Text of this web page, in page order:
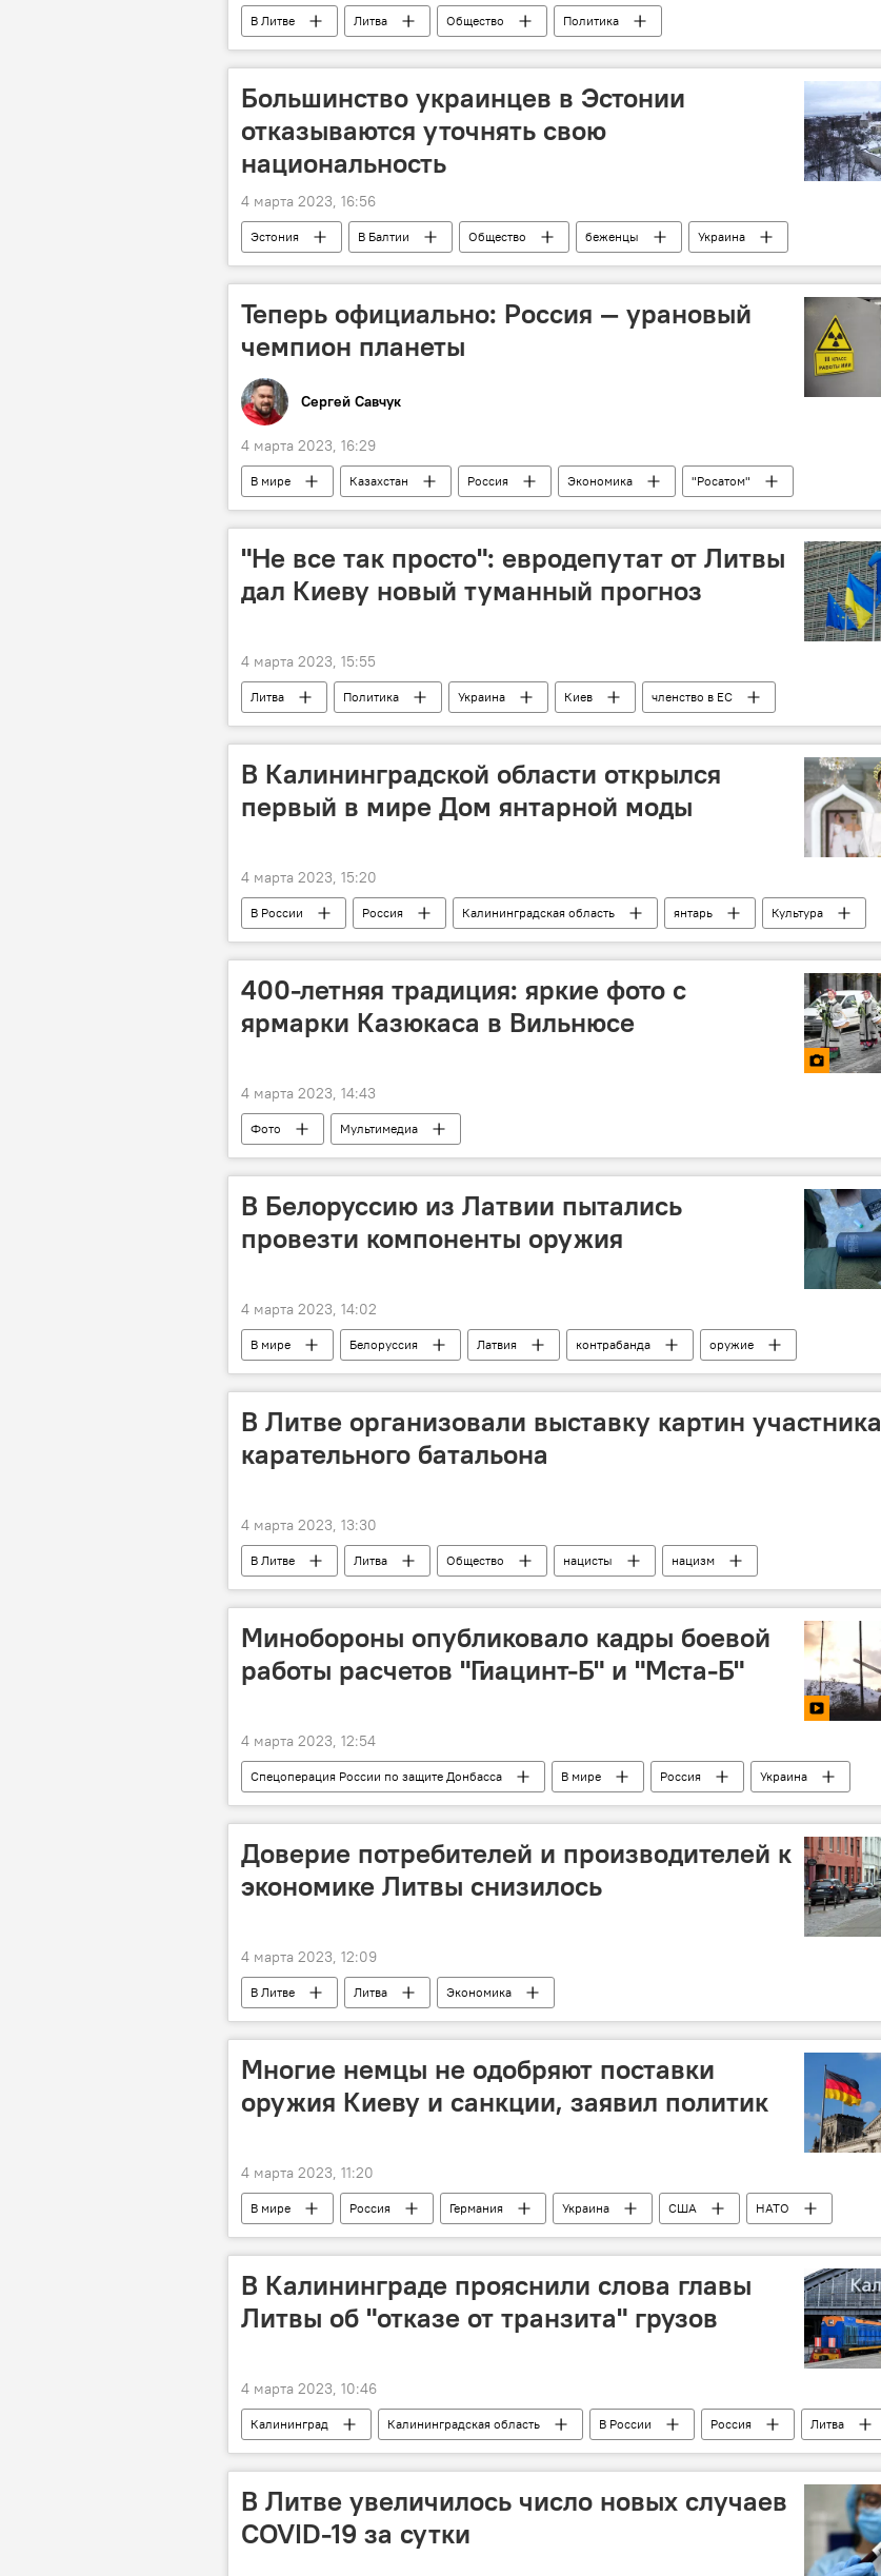
В Литве Литва Общество
Политика
Муниципальные выборы в Литве – 2023
выборы Россия Белоруссия
Большинство украинцев в Эстонии
отказываются уточнять свою
национальность
4 марта 2023, 16:56
Эстония В Балтии Общество беженцы Украина
Теперь официально: Россия — урановый
чемпион планеты
Сергей Савчук
4 марта 2023, 16:29
В мире Казахстан Россия Экономика "Росатом"
"Не все так просто": евродепутат от Литвы
дал Киеву новый туманный прогноз
4 марта 2023, 15:55
Литва Политика Украина Киев членство в ЕС
В Калининградской области открылся
первый в мире Дом янтарной моды
4 марта 2023, 15:20
В России Россия Калининградская область янтарь Культура
400-летняя традиция: яркие фото с
ярмарки Казюкаса в Вильнюсе
4 марта 2023, 14:43
Фото Мультимедиа
В Белоруссию из Латвии пытались
провезти компоненты оружия
4 марта 2023, 14:02
В мире Белоруссия Латвия контрабанда
оружие
пограничники
В Литве организовали выставку картин участника
карательного батальона
4 марта 2023, 13:30
В Литве Литва Общество нацисты нацизм
Минобороны опубликовало кадры боевой
работы расчетов "Гиацинт-Б" и "Мста-Б"
4 марта 2023, 12:54
Спецоперация России по защите Донбасса В мире Россия
Украина
Минобороны РФ
Доверие потребителей и производителей к
экономике Литвы снизилось
4 марта 2023, 12:09
В Литве Литва Экономика
Многие немцы не одобряют поставки
оружия Киеву и санкции, заявил политик
4 марта 2023, 11:20
В мире Россия Германия Украина США
НАТО
Санкции против России на фоне ситуации на Украине
санкции против России
В Калининграде прояснили слова главы
Литвы об "отказе от транзита" грузов
4 марта 2023, 10:46
Калининград Калининградская область В России Россия
Литва
транзит
Экономика грузоперевозки
В Литве увеличилось число новых случаев
COVID-19 за сутки